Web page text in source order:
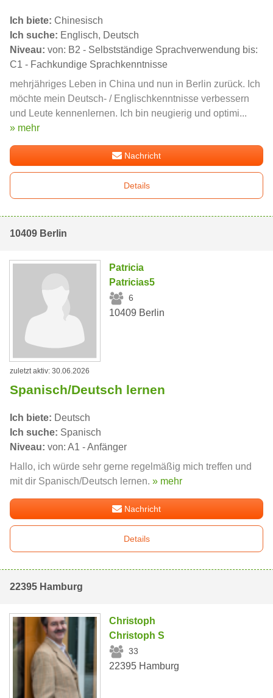
Ich biete: Chinesisch
Ich suche: Englisch, Deutsch
Niveau: von: B2 - Selbstständige Sprachverwendung bis:
C1 - Fachkundige Sprachkenntnisse
mehrjähriges Leben in China und nun in Berlin zurück. Ich
möchte mein Deutsch- / Englischkenntnisse verbessern
und Leute kennenlernen. Ich bin neugierig und optimi...
» mehr
Nachricht
Details
10409 Berlin
Patricia
Patricias5
6
10409 Berlin
zuletzt aktiv: 30.06.2026
Spanisch/Deutsch lernen
Ich biete: Deutsch
Ich suche: Spanisch
Niveau: von: A1 - Anfänger
Hallo, ich würde sehr gerne regelmäßig mich treffen und
mit dir Spanisch/Deutsch lernen. » mehr
Nachricht
Details
22395 Hamburg
Christoph
Christoph S
33
22395 Hamburg